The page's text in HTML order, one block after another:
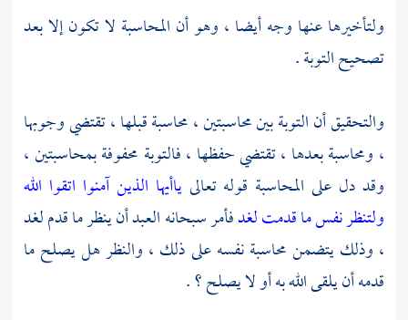
ولتأخيرها عنها وجه أيضا ، وهو أن المحاسبة لا تكون إلا بعد
تصحيح التوبة .
والتحقيق أن التوبة بين محاسبتين ، محاسبة قبلها ، تقتضي وجوبها
، ومحاسبة بعدها ، تقتضي حفظها ، فالتوبة محفوفة بمحاسبتين ،
وقد دل على المحاسبة قوله تعالىياأيها الذين آمنوا اتقوا الله
ولتنظر نفس ما قدمت لغدفأمر سبحانه العبد أن ينظر ما قدم لغد
، وذلك يتضمن محاسبة نفسه على ذلك ، والنظر هل يصلح ما
قدمه أن يلقى الله به أو لا يصلح ؟ .